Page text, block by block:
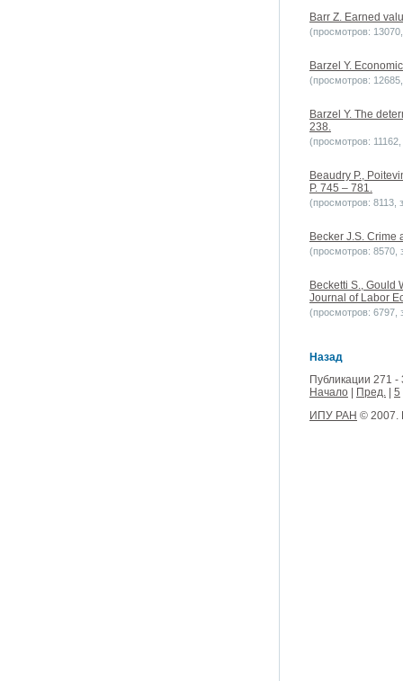
Barr Z. Earned
(просмотров:
Barzel Y.
(просмотров:
Barzel Y. The
238.
(просмотров:
Beaudry P.,
P. 745 – 781.
(просмотров: 8113,
Becker J.S.
(просмотров: 8570,
Becketti S., Gould
Journal of Labor
(просмотров: 6797,
Назад
Публикации 271 -
Начало
Пред.
5
ИПУ РАН © 2007.